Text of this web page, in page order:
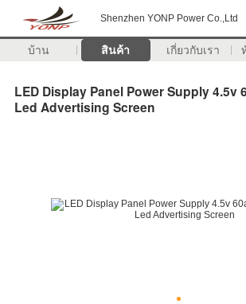
Shenzhen YONP Power Co.,Ltd
บ้าน สินค้า เกี่ยวกับเรา
LED Display Panel Power Supply 4.5v
Led Advertising Screen